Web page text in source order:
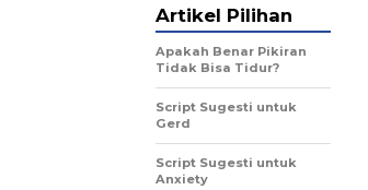
Artikel Pilihan
Apakah Benar Pikiran
Tidak Bisa Tidur?
Script Sugesti untuk
Gerd
Script Sugesti untuk
Anxiety